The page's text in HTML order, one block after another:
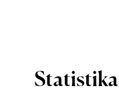
Statistika